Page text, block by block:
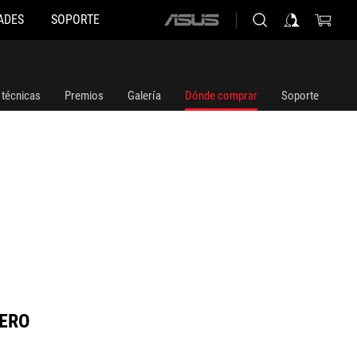
SOPORTE
ASUS
Premios Galería Dónde comprar Soporte